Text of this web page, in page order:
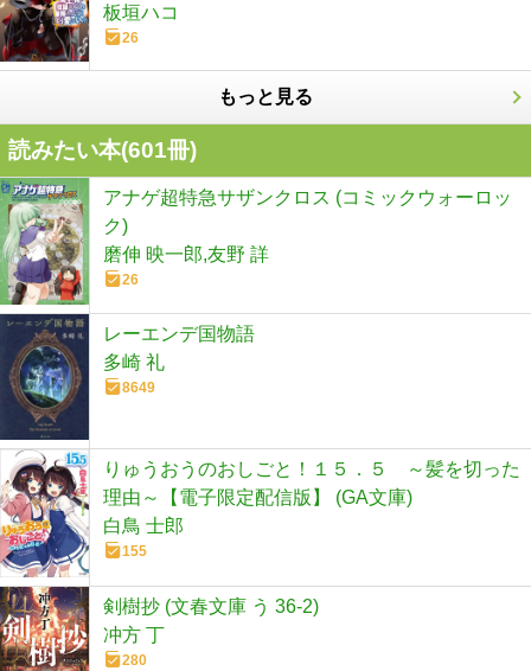
板垣ハコ
26
もっと見る
読みたい本(601冊)
アナゲ超特急サザンクロス (コミックウォーロッ
ク)
磨伸 映一郎,友野 詳
26
レーエンデ国物語
多崎 礼
8649
りゅうおうのおしごと！１５．５ ～髪を切った
理由～【電子限定配信版】 (GA文庫)
白鳥 士郎
155
剣樹抄 (文春文庫 う 36-2)
冲方 丁
280